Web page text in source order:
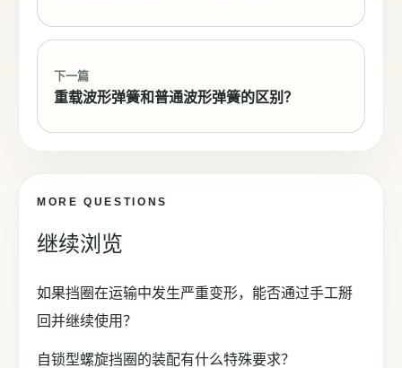
下一篇
重载波形弹簧和普通波形弹簧的区别？
MORE QUESTIONS
继续浏览
如果挡圈在运输中发生严重变形，能否通过手工掰
回并继续使用？
自锁型螺旋挡圈的装配有什么特殊要求？